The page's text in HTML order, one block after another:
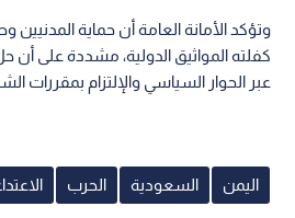
وتؤكد الأمانة العامة أن حماية المدنيين
كفلته المواثيق الدولية، مشددة على أن حل
عبر الحوار السياسي والإلتزام بمقررات
اليمن السعودية الحرب